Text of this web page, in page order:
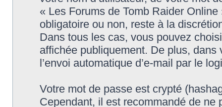
« Les Forums de Tomb Raider
obligatoire ou non, reste à la
Dans tous les cas, vous pouvez
affichée publiquement. De plus,
l’envoi automatique d’e-mail par le
Votre mot de passe est crypté
Cependant, il est recommandé de